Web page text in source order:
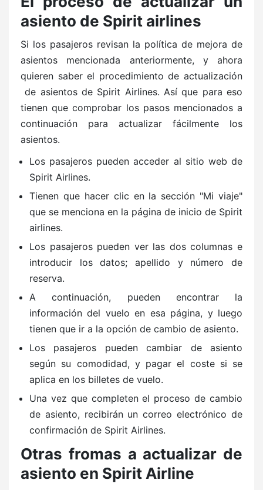
asiento de Spirit airlines
Si los pasajeros revisan la política de mejora de
asientos mencionada anteriormente, y ahora
quieren saber el procedimiento de actualización
de asientos de Spirit Airlines. Así que para eso
tienen que comprobar los pasos mencionados a
continuación para actualizar fácilmente los
asientos.
Los pasajeros pueden acceder al sitio web de
Spirit Airlines.
Tienen que hacer clic en la sección "Mi viaje"
que se menciona en la página de inicio de Spirit
airlines.
Los pasajeros pueden ver las dos columnas e
introducir los datos; apellido y número de
reserva.
A continuación, pueden encontrar la
información del vuelo en esa página, y luego
tienen que ir a la opción de cambio de asiento.
Los pasajeros pueden cambiar de asiento
según su comodidad, y pagar el coste si se
aplica en los billetes de vuelo.
Una vez que completen el proceso de cambio
de asiento, recibirán un correo electrónico de
confirmación de Spirit Airlines.
Otras fromas a actualizar de
asiento en Spirit Airline